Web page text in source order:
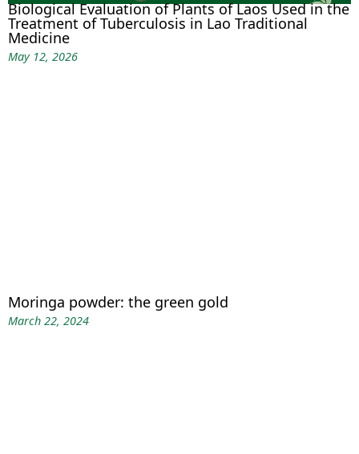
Biological Evaluation of Plants of Laos Used in the
Treatment of Tuberculosis in Lao Traditional
Medicine
May 12, 2026
Moringa powder: the green gold
March 22, 2024